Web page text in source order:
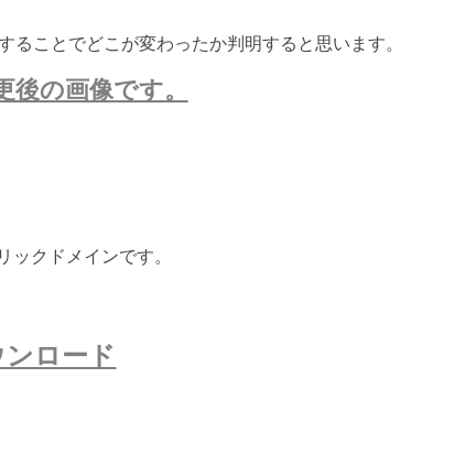
ることでどこが変わったか判明すると思います。
後の画像です。
クドメインです。
ロード